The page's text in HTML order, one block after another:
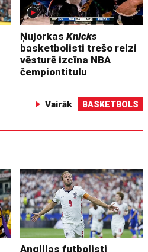
ŅujorkasKnicks
basketbolisti trešo reizi
vēsturē izcīna NBA
čempiontitulu
Vairāk BASKETBOLS
Anglijas futbolisti